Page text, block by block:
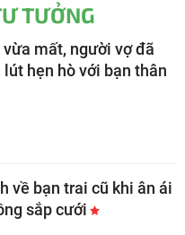
TƯỞNG
vừa mất, người vợ đã
hẹn hò với bạn thân
về bạn trai cũ khi ân ái
sắp cưới